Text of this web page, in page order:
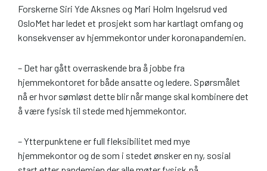
Forskerne Siri Yde Aksnes og Mari Holm Ingelsrud ved
OsloMet har ledet et prosjekt som har kartlagt omfang og
konsekvenser av hjemmekontor under koronapandemien.
– Det har gått overraskende bra å jobbe fra
hjemmekontoret for både ansatte og ledere. Spørsmålet
nå er hvor sømløst dette blir når mange skal kombinere det
å være fysisk til stede med hjemmekontor.
– Ytterpunktene er full fleksibilitet med mye
hjemmekontor og de som i stedet ønsker en ny, sosial